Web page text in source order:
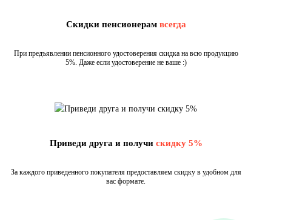
Скидки пенсионерам всегда
При предъявлении пенсионного удостоверения скидка на всю продукцию
5%. Даже если удостоверение не ваше :)
Приведи друга и получи скидку 5%
За каждого приведенного покупателя предоставляем скидку в удобном для
вас формате.